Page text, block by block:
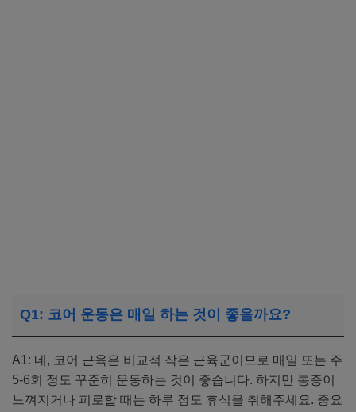
Q1: 코어 운동은 매일 하는 것이 좋을까요?
A1: 네, 코어 근육은 비교적 작은 근육군이므로 매일 또는 주
5-6회 정도 꾸준히 운동하는 것이 좋습니다. 하지만 통증이
느껴지거나 피로할 때는 하루 정도 휴식을 취해주세요. 중요